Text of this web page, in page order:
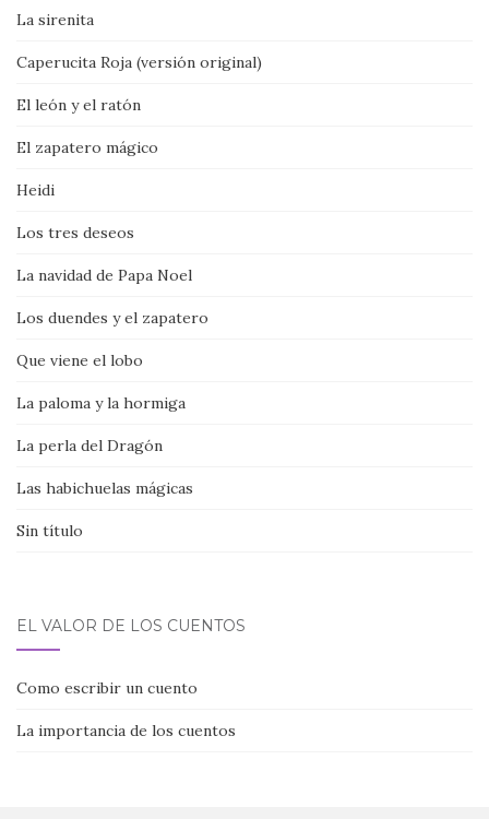
La sirenita
Caperucita Roja (versión original)
El león y el ratón
El zapatero mágico
Heidi
Los tres deseos
La navidad de Papa Noel
Los duendes y el zapatero
Que viene el lobo
La paloma y la hormiga
La perla del Dragón
Las habichuelas mágicas
Sin título
EL VALOR DE LOS CUENTOS
Como escribir un cuento
La importancia de los cuentos